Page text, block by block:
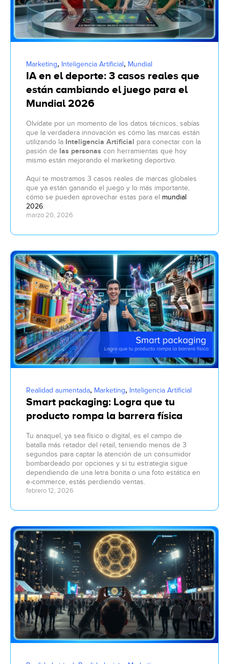
Marketing, Inteligencia Artificial, Mundial
IA en el deporte: 3 casos reales que
están cambiando el juego para el
Mundial 2026
Olvídate por un momento de los datos técnicos, sabías
que la verdadera innovación es cómo las marcas están
utilizando la Inteligencia Artificial para conectar con la
pasión de las personas con herramientas que hoy
mismo están mejorando el marketing deportivo.
Aquí te mostramos 3 casos reales de marcas globales
que ya están ganando el juego y lo más importante,
cómo se pueden aprovechar estas para el mundial
2026:
marzo 20, 2026
Realidad aumentada, Marketing, Inteligencia Artificial
Smart packaging: Logra que tu
producto rompa la barrera física
Tu anaquel, ya sea físico o digital, es el campo de
batalla más retador del retail, teniendo menos de 3
segundos para captar la atención de un consumidor
bombardeado por opciones y si tu estrategia sigue
dependiendo de una letra bonita o una foto estática en
e-commerce, estás perdiendo ventas.
febrero 12, 2026